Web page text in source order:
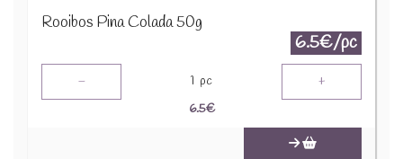
Rooibos Pina Colada 50g
6.5€/pc
- 1 pc +
6.5€